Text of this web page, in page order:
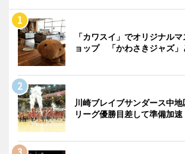
「カワスイ」でオリジナル
ョップ 「かわさきジャズ」
川崎ブレイブサンダース中
リーグ優勝目差して準備加速